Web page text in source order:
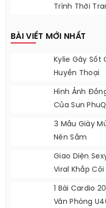
Trình Thời
BÀI VIẾT MỚI NHẤT
Kylie Gây Sốt
Huyền Thoại
Hình Ảnh
Của Sun
3 Mẫu Giày
Nên Sắm
Giao Diện
Viral Khắp Cõi
1 Bài Cardio
Văn Phòng